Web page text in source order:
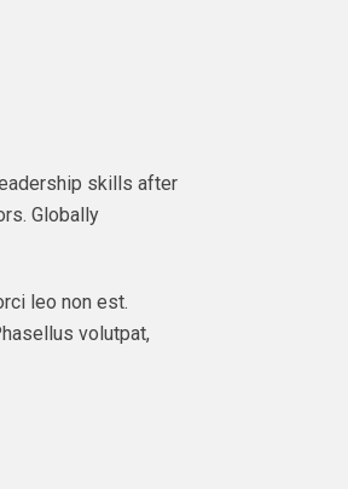
skills after
Globally
leo non est.
volutpat,